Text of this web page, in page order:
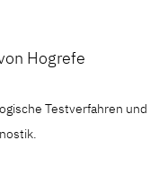
Hogrefe
Testverfahren und